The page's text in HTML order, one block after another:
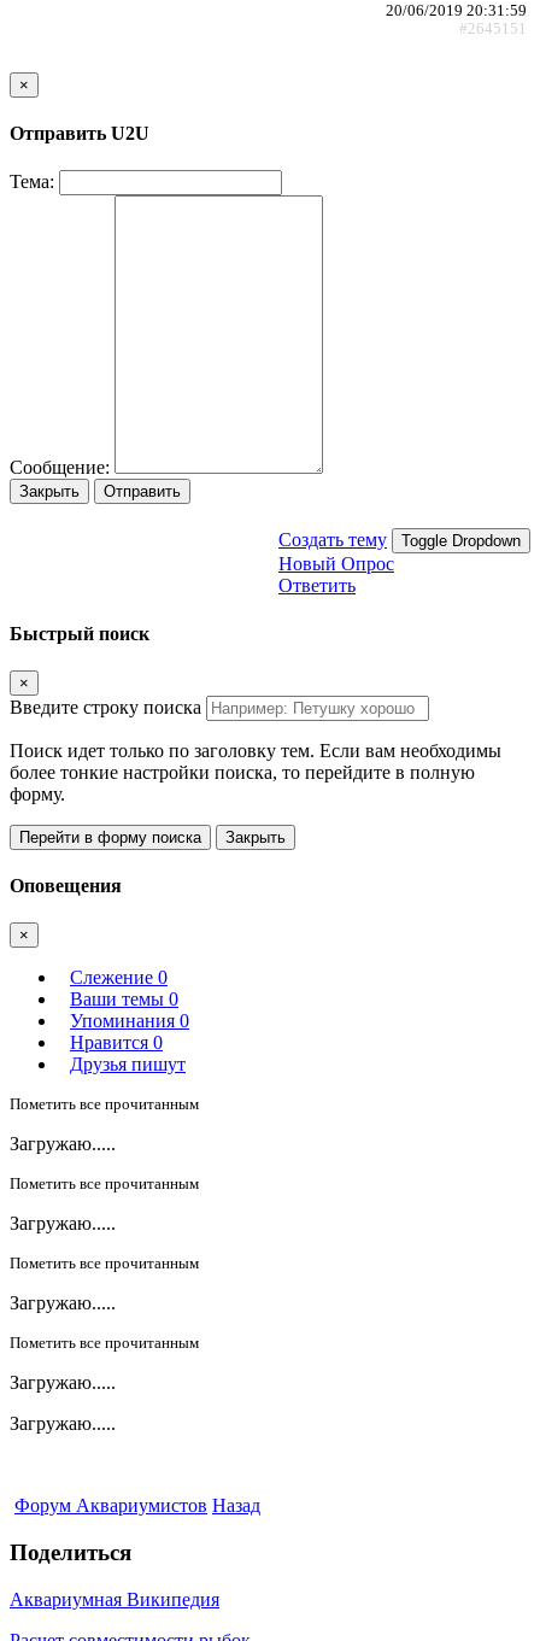
20/06/2019 20:31:59
#2645151
×
Отправить U2U
Тема:
Сообщение:
Закрыть Отправить
Создать тему Toggle Dropdown
Новый Опрос
Ответить
Быстрый поиск
×
Введите строку поиска
Поиск идет только по заголовку тем. Если вам необходимы
более тонкие настройки поиска, то перейдите в полную
форму.
Перейти в форму поиска Закрыть
Оповещения
×
Слежение 0
Ваши темы 0
Упоминания 0
Нравится 0
Друзья пишут
Пометить все прочитанным
Загружаю.....
Пометить все прочитанным
Загружаю.....
Пометить все прочитанным
Загружаю.....
Пометить все прочитанным
Загружаю.....
Загружаю.....
Форум Аквариумистов Назад
Поделиться
Аквариумная Википедия